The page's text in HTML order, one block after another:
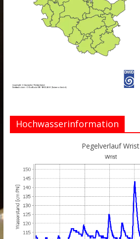
Hochwasserinformation
Pegelverlauf Wrist